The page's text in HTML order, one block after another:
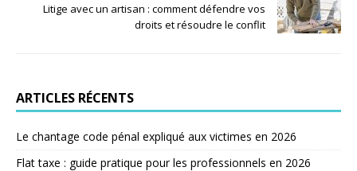
Litige avec un artisan : comment défendre vos
droits et résoudre le conflit
ARTICLES RÉCENTS
Le chantage code pénal expliqué aux victimes en 2026
Flat taxe : guide pratique pour les professionnels en 2026